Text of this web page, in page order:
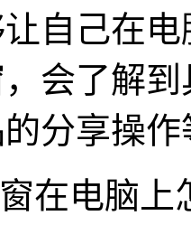
自己在
会了解
分享操作
在电脑上